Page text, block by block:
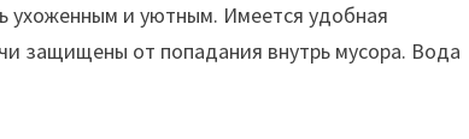
ухоженным и уютным. Имеется удобная
защищены от попадания внутрь мусора. Вода